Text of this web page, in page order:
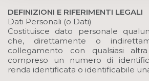
DEFINIZIONI E RIFERIMENTI LEGALI
Dati Personali (o Dati)
Costituisce dato personale
che, direttamente o
collegamento con qualsiasi
compreso un numero di
renda identificata o identificabile